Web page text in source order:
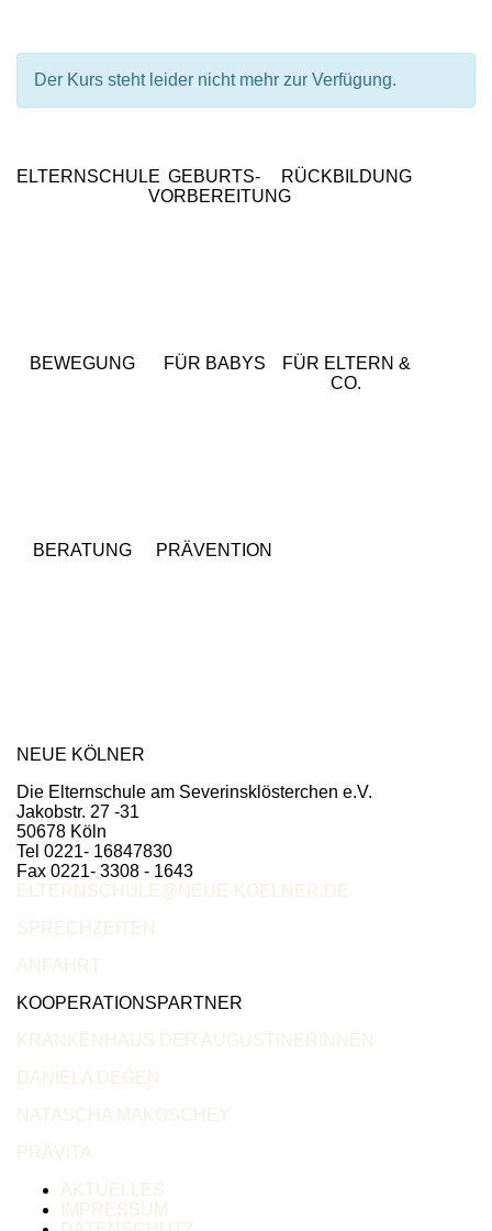
Der Kurs steht leider nicht mehr zur Verfügung.
ELTERNSCHULE GEBURTS-
VORBEREITUNG
RÜCKBILDUNG
BEWEGUNG FÜR BABYS
FÜR ELTERN &
CO.
BERATUNG PRÄVENTION
NEUE KÖLNER
Die Elternschule am Severinsklösterchen e.V.
Jakobstr. 27 -31
50678 Köln
Tel 0221- 16847830
Fax 0221- 3308 - 1643
ELTERNSCHULE@NEUE-KOELNER.DE
SPRECHZEITEN
ANFAHRT
KOOPERATIONSPARTNER
KRANKENHAUS DER AUGUSTINERINNEN
DANIELA DEGEN
NATASCHA MAKOSCHEY
PRÄVITA
AKTUELLES
IMPRESSUM